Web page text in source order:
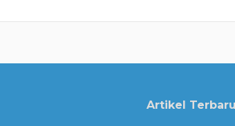
Artikel Terbaru